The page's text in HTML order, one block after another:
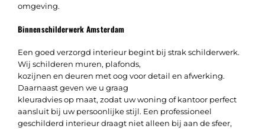
omgeving.
Binnenschilderwerk Amsterdam
Een goed verzorgd interieur begint bij strak schilderwerk.
Wij schilderen muren, plafonds,
kozijnen en deuren met oog voor detail en afwerking.
Daarnaast geven we u graag
kleuradvies op maat, zodat uw woning of kantoor perfect
aansluit bij uw persoonlijke stijl. Een professioneel
geschilderd interieur draagt niet alleen bij aan de sfeer,